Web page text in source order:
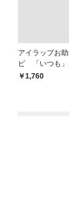
アイラップお
ピ 「いつも」
しも」もおいし
￥1,760